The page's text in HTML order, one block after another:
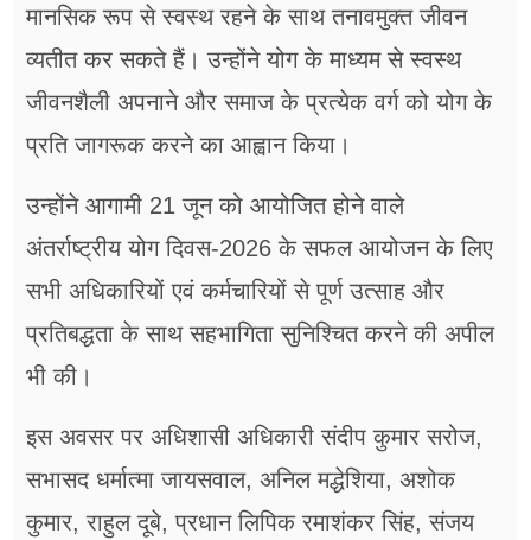
मानसिक रूप से स्वस्थ रहने के साथ तनावमुक्त जीवन
व्यतीत कर सकते हैं। उन्होंने योग के माध्यम से स्वस्थ
जीवनशैली अपनाने और समाज के प्रत्येक वर्ग को योग के
प्रति जागरूक करने का आह्वान किया।
उन्होंने आगामी 21 जून को आयोजित होने वाले
अंतर्राष्ट्रीय योग दिवस-2026 के सफल आयोजन के लिए
सभी अधिकारियों एवं कर्मचारियों से पूर्ण उत्साह और
प्रतिबद्धता के साथ सहभागिता सुनिश्चित करने की अपील
भी की।
इस अवसर पर अधिशासी अधिकारी संदीप कुमार सरोज,
सभासद धर्मात्मा जायसवाल, अनिल मद्धेशिया, अशोक
कुमार, राहुल दूबे, प्रधान लिपिक रमाशंकर सिंह, संजय